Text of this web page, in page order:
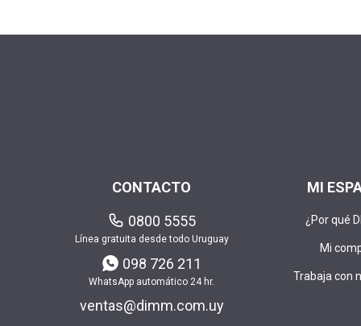
MI
¿Por qué
Mi
Trabaja con
CONTACTO
0800 5555
Línea gratuita desde todo Uruguay
098 726 211
WhatsApp automático 24 hr.
ventas@dimm.com.uy